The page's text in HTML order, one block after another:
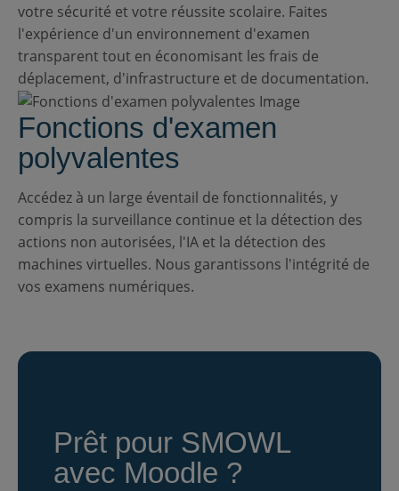
votre sécurité et votre réussite scolaire. Faites
l'expérience d'un environnement d'examen
transparent tout en économisant les frais de
déplacement, d'infrastructure et de documentation.
Fonctions d'examen
polyvalentes
Accédez à un large éventail de fonctionnalités, y
compris la surveillance continue et la détection des
actions non autorisées, l'IA et la détection des
machines virtuelles. Nous garantissons l'intégrité de
vos examens numériques.
Prêt pour SMOWL
avec Moodle ?